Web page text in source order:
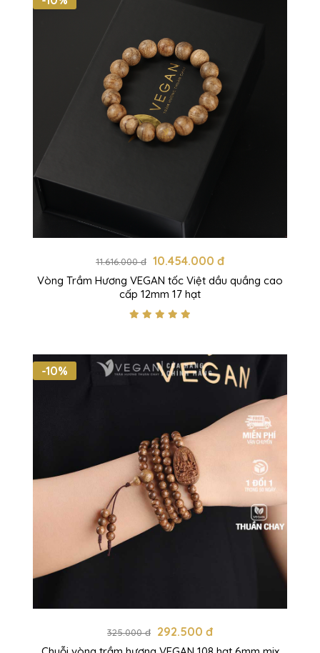
11.616.000 đ 10.454.000 đ
Vòng Trầm Hương VEGAN tốc Việt dầu quầng cao
cấp 12mm 17 hạt
-10%
325.000 đ 292.500 đ